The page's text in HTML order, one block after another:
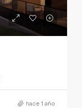
hace 1 año